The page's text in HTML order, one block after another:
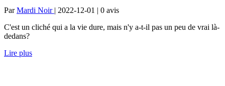
ParMardi Noir | 2022-12-01 | 0 avis
C'est un cliché qui a la vie dure, mais n'y a-t-il pas un peu de vrai là-
dedans?
Lire plus